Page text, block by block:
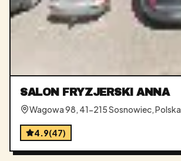
SALON FRYZJERSKI ANNA
Wagowa 98, 41-215 Sosnowiec, Polska
4.9(47)